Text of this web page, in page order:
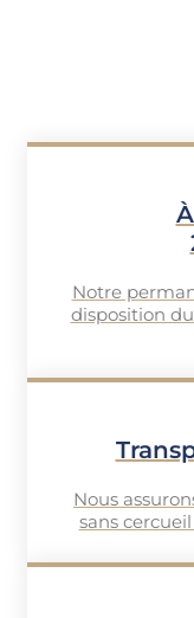
Notre
disposition
Nous
sans